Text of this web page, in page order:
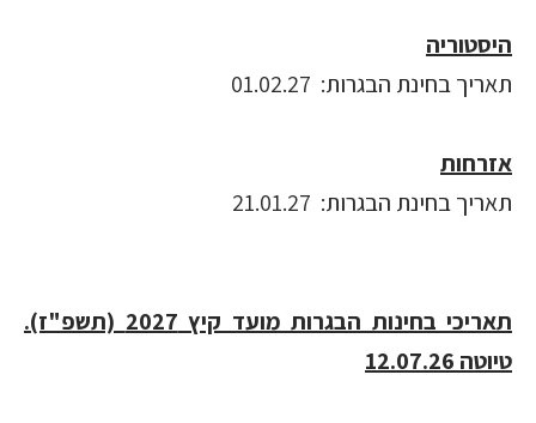
היסטוריה
תאריך בחינת הבגרות: 01.02.27
אזרחות
תאריך בחינת הבגרות: 21.01.27
תאריכי בחינות הבגרות מועד קיץ 2027 (תשפ"ז).
טיוטה 12.07.26